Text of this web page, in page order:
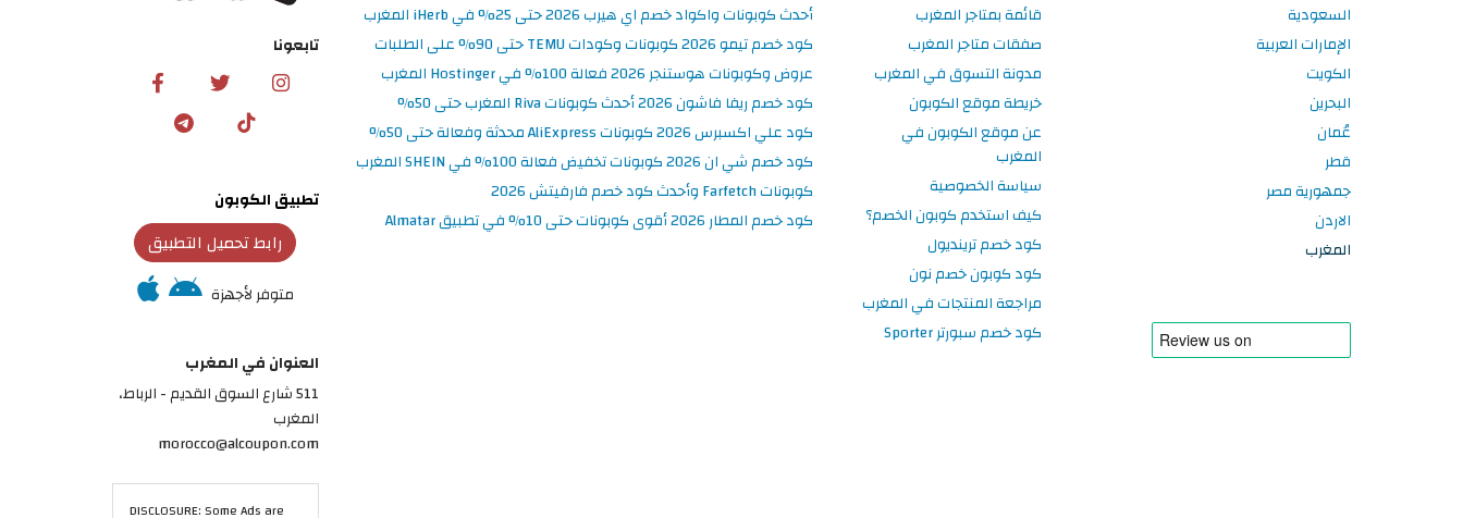
السعودية
الإمارات العربية
الكويت
البحرين
عُمان
قطر
جمهورية مصر
الاردن
المغرب
قائمة بمتاجر المغرب
صفقات متاجر المغرب
مدونة التسوق في المغرب
خريطة موقع الكوبون
عن موقع الكوبون في
المغرب
سياسة الخصوصية
كيف استخدم كوبون الخصم؟
كود خصم ترينديول
كود كوبون خصم نون
مراجعة المنتجات في المغرب
كود خصم سبورتر Sporter
أحدث كوبونات واكواد خصم اي هيرب 2026 حتى 25% في iHerb المغرب
كود خصم تيمو 2026 كوبونات وكودات TEMU حتى 90% على الطلبات
عروض وكوبونات هوستنجر 2026 فعالة 100% في Hostinger المغرب
كود خصم ريفا فاشون 2026 أحدث كوبونات Riva المغرب حتى 50%
كود علي اكسبرس 2026 كوبونات AliExpress محدثة وفعالة حتى 50%
كود خصم شي ان 2026 كوبونات تخفيض فعالة 100% في SHEIN المغرب
كوبونات Farfetch وأحدث كود خصم فارفيتش 2026
كود خصم المطار 2026 أقوى كوبونات حتى 10% في تطبيق Almatar
تابعونا
تطبيق الكوبون
رابط تحميل التطبيق
متوفر لأجهزة
العنوان في المغرب
511 شارع السوق القديم - الرباط،
المغرب
morocco@alcoupon.com
DISCLOSURE: Some Ads are